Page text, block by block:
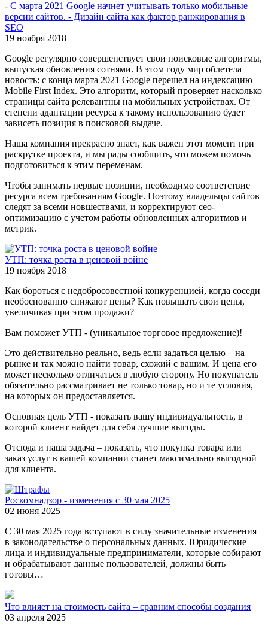
- С марта 2021 Google начнет учитывать только мобильные
версии сайтов. - Дизайн сайта как фактор ранжирования в
SEO
19 ноября 2018
Google регулярно совершенствует свои поисковые алгоритмы,
выпуская обновления сотнями. В этом году мир облетела
новость: с конца марта 2021 Google перешел на индексацию
Mobile First Index. Это алгоритм, который проверяет насколько
страницы сайта релевантны на мобильных устройствах. От
степени адаптации ресурса к такому использованию будет
зависеть позиция в поисковой выдаче.
Наша компания прекрасно знает, как важен этот момент при
раскрутке проекта, и мы рады сообщить, что можем помочь
подготовиться к этим переменам.
Чтобы занимать первые позиции, необходимо соответствие
ресурса всем требованиям Google. Поэтому владельцы сайтов
следят за всеми новшествами, и корректируют сео-
оптимизацию с учетом работы обновленных алгоритмов и
метрик.
УТП: точка роста в ценовой войне
19 ноября 2018
Как бороться с недобросовестной конкуренцией, когда соседи
необоснованно снижают цены? Как повышать свои цены,
увеличивая при этом продажи?
Вам поможет УТП - (уникальное торговое предложение)!
Это действительно реально, ведь если задаться целью – на
рынке и так можно найти товар, схожий с вашим. И цена его
может несколько отличаться в любую сторону. Но покупатель
обязательно рассматривает не только товар, но и те условия,
на которых он предоставляется.
Основная цель УТП - показать вашу индивидуальность, в
которой клиент найдет для себя лучшие выгоды.
Отсюда и наша задача – показать, что покупка товара или
заказ услуг в вашей компании станет максимально выгодной
для клиента.
Роскомнадзор - изменения с 30 мая 2025
02 июня 2025
С 30 мая 2025 года вступают в силу значительные изменения
в законодательстве о персональных данных. Юридические
лица и индивидуальные предприниматели, которые собирают
и обрабатывают данные пользователей, должны быть
готовы…
Что влияет на стоимость сайта – сравним способы создания
03 апреля 2025